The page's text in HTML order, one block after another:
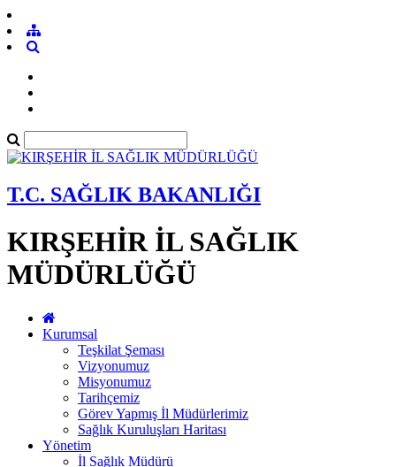
T.C. SAĞLIK BAKANLIĞI
KIRŞEHİR İL SAĞLIK
MÜDÜRLÜĞÜ
Kurumsal
Teşkilat Şeması
Vizyonumuz
Misyonumuz
Tarihçemiz
Görev Yapmış İl Müdürlerimiz
Sağlık Kuruluşları Haritası
Yönetim
İl Sağlık Müdürü